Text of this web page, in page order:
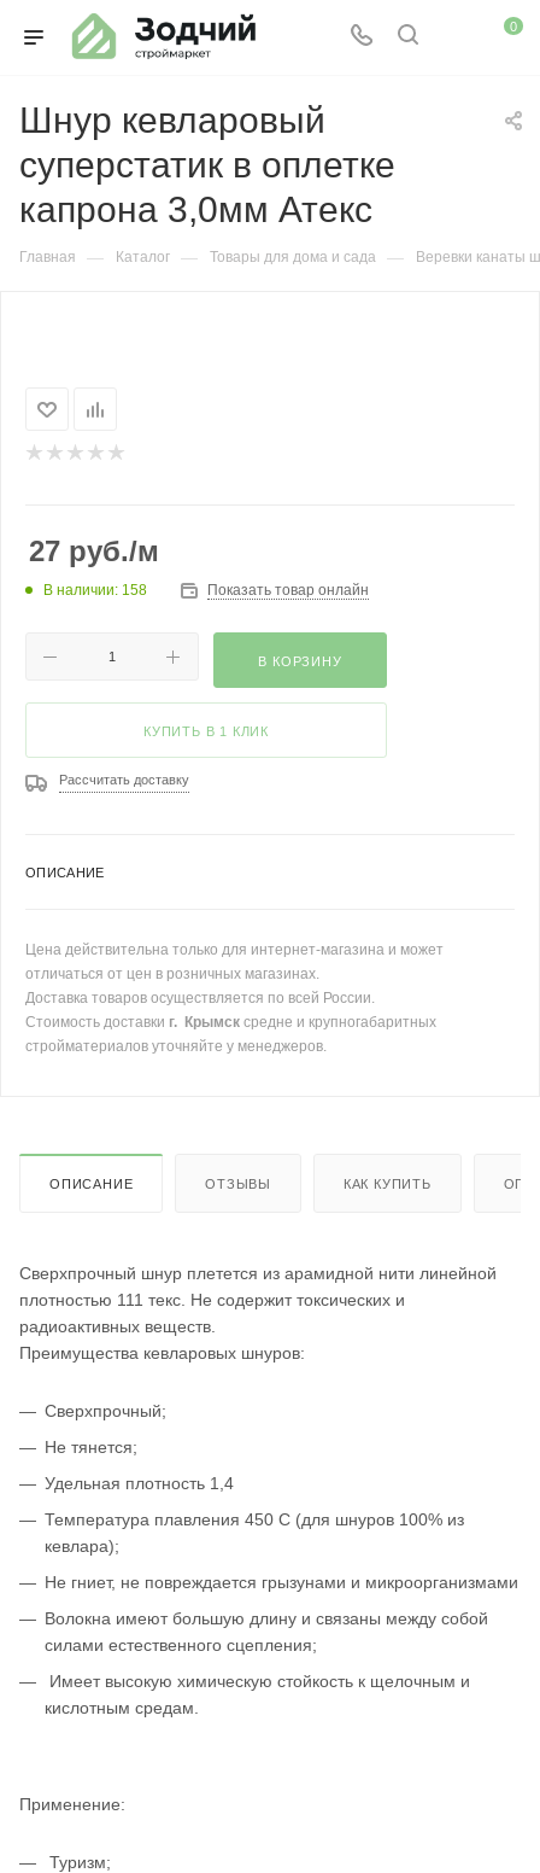
0
Шнур кевларовый
суперстатик в оплетке
капрона 3,0мм Атекс
Главная — Каталог — Товары для дома и сада — Веревки канаты
27 руб./м
В наличии: 158 Показать товар онлайн
В КОРЗИНУ
КУПИТЬ В 1 КЛИК
Рассчитать доставку
ОПИСАНИЕ
Цена действительна только для интернет-магазина и может
отличаться от цен в розничных магазинах.
Доставка товаров осуществляется по всей России.
Стоимость доставки г. Крымск средне и крупногабаритных
стройматериалов уточняйте у менеджеров.
ОПИСАНИЕ ОТЗЫВЫ КАК КУПИТЬ
Сверхпрочный шнур плетется из арамидной нити линейной
плотностью 111 текс. Не содержит токсических и
радиоактивных веществ.
Преимущества кевларовых шнуров:
Сверхпрочный;
Не тянется;
Удельная плотность 1,4
Температура плавления 450 С (для шнуров 100% из
кевлара);
Не гниет, не повреждается грызунами и микроорганизмами
Волокна имеют большую длину и связаны между собой
силами естественного сцепления;
Имеет высокую химическую стойкость к щелочным и
кислотным средам.
Применение:
Туризм;